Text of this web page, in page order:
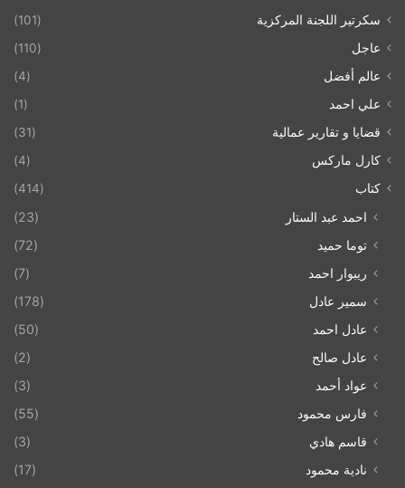
سكرتير اللجنة المركزية
(101)
عاجل
(110)
عالم أفضل
(4)
علي احمد
(1)
قضايا و تقارير عمالية
(31)
كارل ماركس
(4)
كتاب
(414)
احمد عبد الستار
(23)
توما حميد
(72)
ريبوار احمد
(7)
سمير عادل
(178)
عادل احمد
(50)
عادل صالح
(2)
عواد أحمد
(3)
فارس محمود
(55)
قاسم هادي
(3)
نادية محمود
(17)